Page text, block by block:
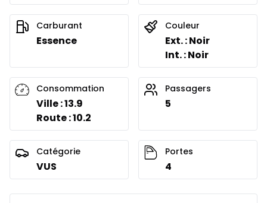
Carburant
Essence
Couleur
Ext. : Noir
Int. : Noir
Consommation
Ville : 13.9
Route : 10.2
Passagers
5
Catégorie
VUS
Portes
4